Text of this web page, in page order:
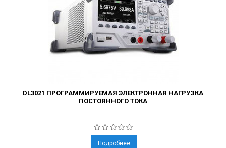
DL3021 ПРОГРАММИРУЕМАЯ ЭЛЕКТРОННАЯ НАГРУЗКА
ПОСТОЯННОГО ТОКА
Подробнее